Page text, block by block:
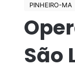
PINHEIRO-MA
São